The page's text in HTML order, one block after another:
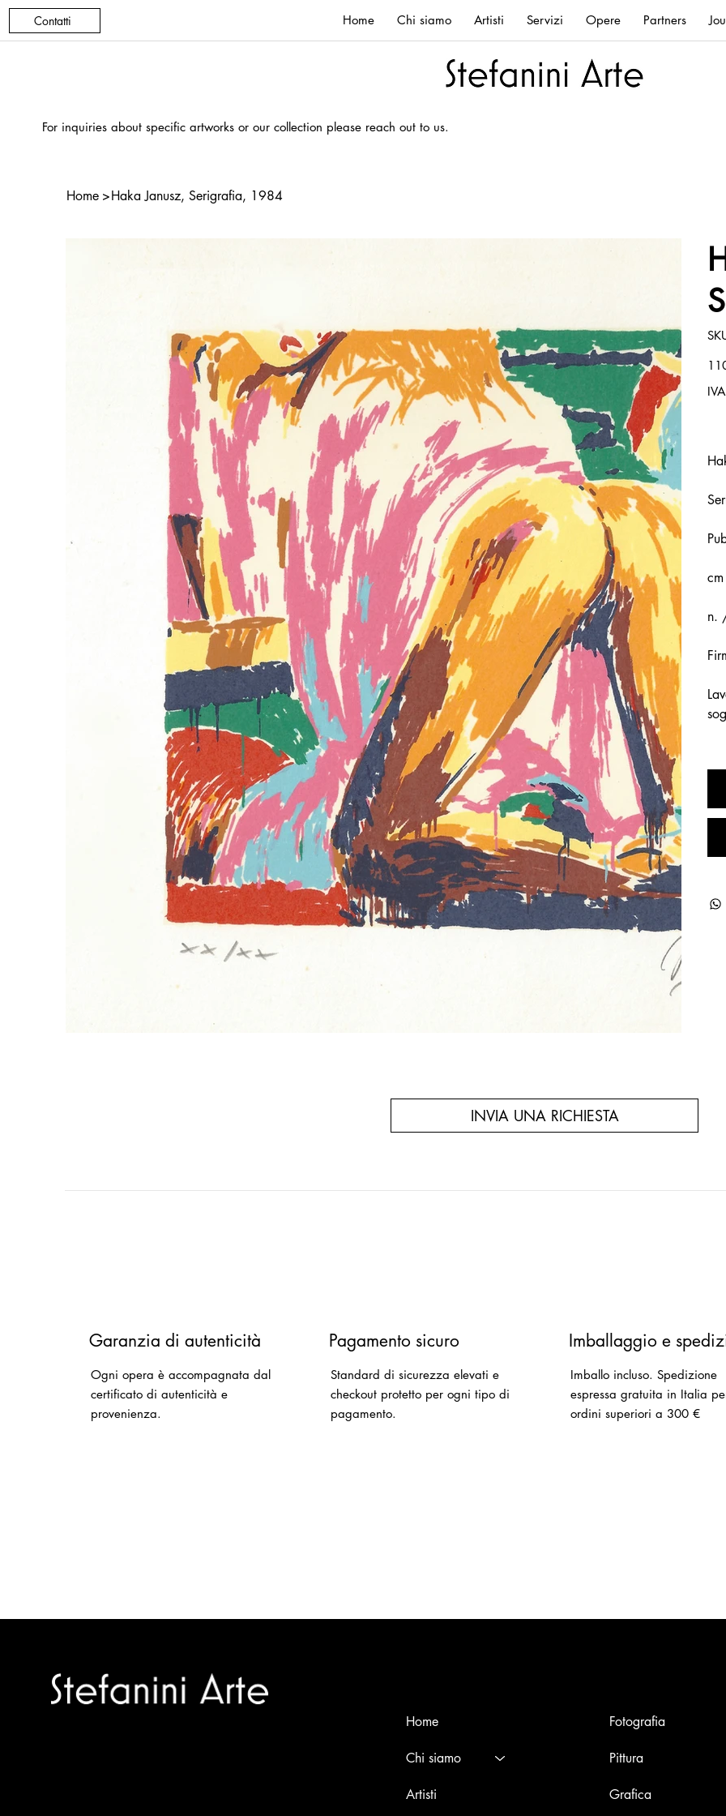
Contatti Home Chi siamo Artisti Servizi Opere Partners
For inquiries about specific artworks or our collection please reach out to us.
Home >Haka Janusz, Serigrafia, 1984
n.
INVIA UNA RICHIESTA
Garanzia di autenticità
Ogni opera è accompagnata dal
certificato di autenticità e
provenienza.
Pagamento sicuro
Standard di sicurezza elevati e
checkout protetto per ogni tipo di
pagamento.
Imballaggio e
Imballo incluso.Spedizione
espressa gratuita in Italia
ordini superiori a 300 €
Home
Chi siamo
Artisti
Fotografia
Pittura
Grafica